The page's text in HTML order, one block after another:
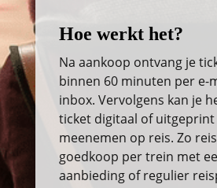
Hoe werkt het?
Na aankoop ontvang je
binnen 60 minuten per e-
inbox. Vervolgens kan je
ticket digitaal of uitgeprint
meenemen op reis. Zo
goedkoop per trein met
aanbieding of regulier